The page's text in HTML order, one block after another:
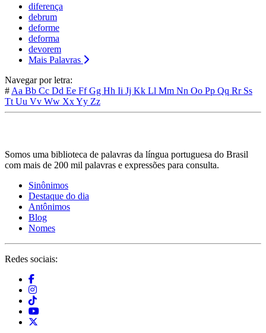
diferença
debrum
deforme
deforma
devorem
Mais Palavras
Navegar por letra:
# Aa Bb Cc Dd Ee FfGg Hh Ii Jj Kk Ll Mm Nn Oo Pp Qq Rr Ss
Tt Uu Vv Ww XxYy Zz
Somos uma biblioteca de palavras da língua portuguesa do Brasil
com mais de 200 mil palavras e expressões para consulta.
Sinônimos
Destaque do dia
Antônimos
Blog
Nomes
Redes sociais: